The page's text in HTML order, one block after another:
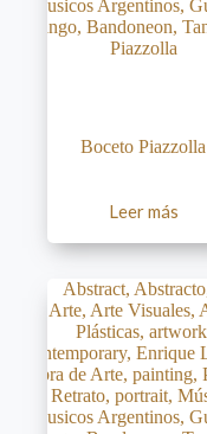
Boceto Piazzolla
Leer más